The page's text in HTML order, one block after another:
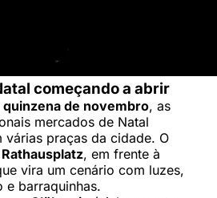
começando a abrir
quinzena de novembro, as
mercados de Natal
várias praças da cidade. O
Rathausplatz, em frente à
vira um cenário com luzes,
e barraquinhas.